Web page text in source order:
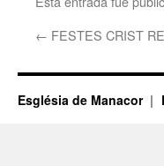
← FESTES CRIST
Església de Manacor